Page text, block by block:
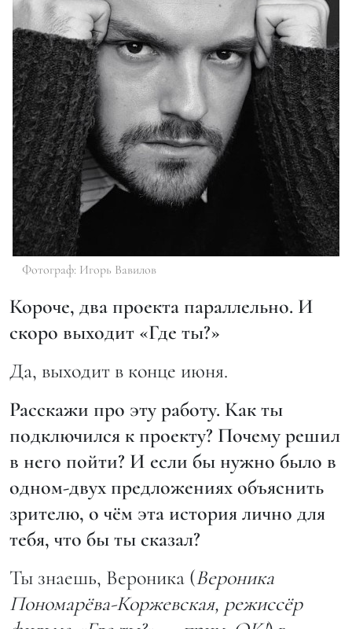
Фотограф: Игорь Вавилов
Короче, два проекта параллельно. И
скоро выходит «Где ты?»
Да, выходит в конце июня.
Расскажи про эту работу. Как ты
подключился к проекту? Почему решил
в него пойти? И если бы нужно было в
одном-двух предложениях объяснить
зрителю, о чём эта история лично для
тебя, что бы ты сказал?
Ты знаешь, Вероника (Вероника
Пономарёва-Коржевская, режиссёр